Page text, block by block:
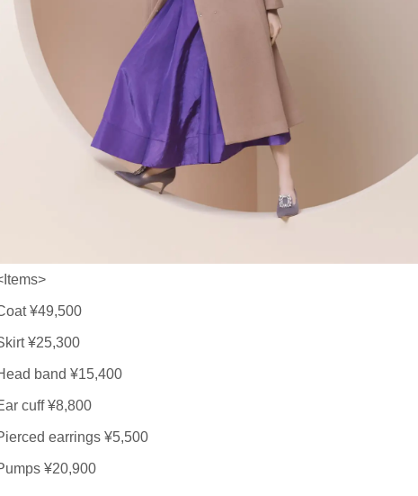
¥49,500
¥25,300
band ¥15,400
cuff ¥8,800
earrings ¥5,500
¥20,900